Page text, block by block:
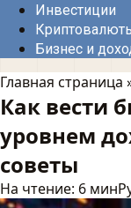
Инвестиции
Бизнес и
Главная страница
Как вести
уровнем
советы
На чтение: 6 мин